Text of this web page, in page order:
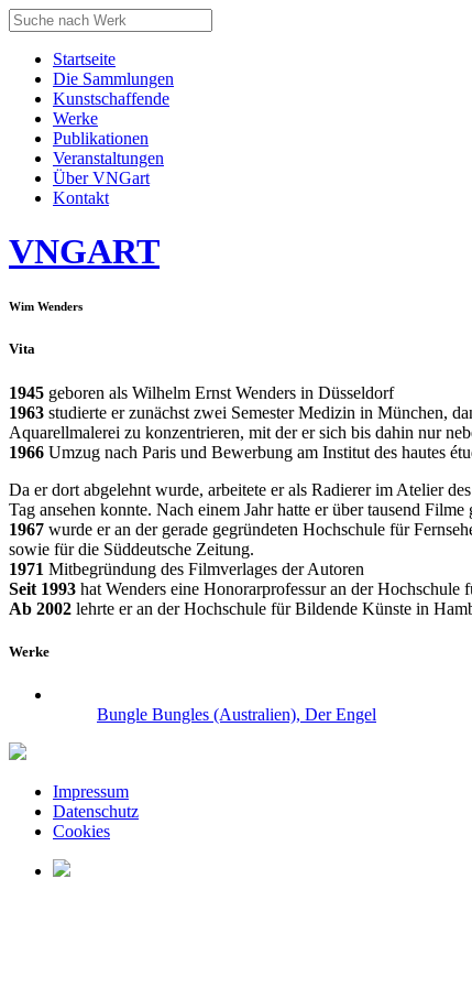
Startseite
Die Sammlungen
Kunstschaffende
Werke
Publikationen
Veranstaltungen
Über VNGart
Kontakt
VNGART
Wim Wenders
Vita
1945 geboren als Wilhelm Ernst Wenders in Düsseldorf
1963 studierte er zunächst zwei Semester Medizin in München,
Aquarellmalerei zu konzentrieren, mit der er sich bis dahin nur
1966 Umzug nach Paris und Bewerbung am Institut des hautes
Da er dort abgelehnt wurde, arbeitete er als Radierer im Atelier
Tag ansehen konnte. Nach einem Jahr hatte er über tausend
1967 wurde er an der gerade gegründeten Hochschule für
sowie für die Süddeutsche Zeitung.
1971 Mitbegründung des Filmverlages der Autoren
Seit 1993 hat Wenders eine Honorarprofessur an der
Ab 2002 lehrte er an der Hochschule für Bildende Künste in
Werke
Bungle Bungles (Australien), Der Engel
Impressum
Datenschutz
Cookies